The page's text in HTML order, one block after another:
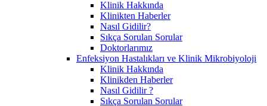
Klinik Hakkında
Klinikten Haberler
Nasıl Gidilir?
Sıkça Sorulan Sorular
Doktorlarımız
Enfeksiyon Hastalıkları ve Klinik Mikrobiyoloji
Klinik Hakkında
Klinikden Haberler
Nasıl Gidilir ?
Sıkça Sorulan Sorular